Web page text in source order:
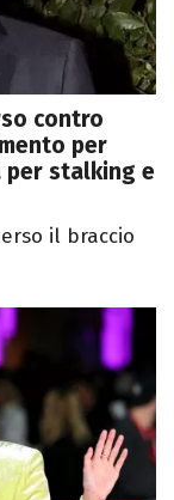
contro
per
per stalking e
il braccio